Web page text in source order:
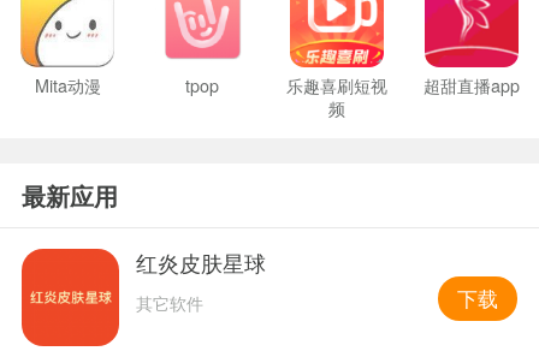
Mita动漫 tpop
乐趣喜刷短视
频
超甜直播app
最新应用
红炎皮肤星球
其它软件 下载